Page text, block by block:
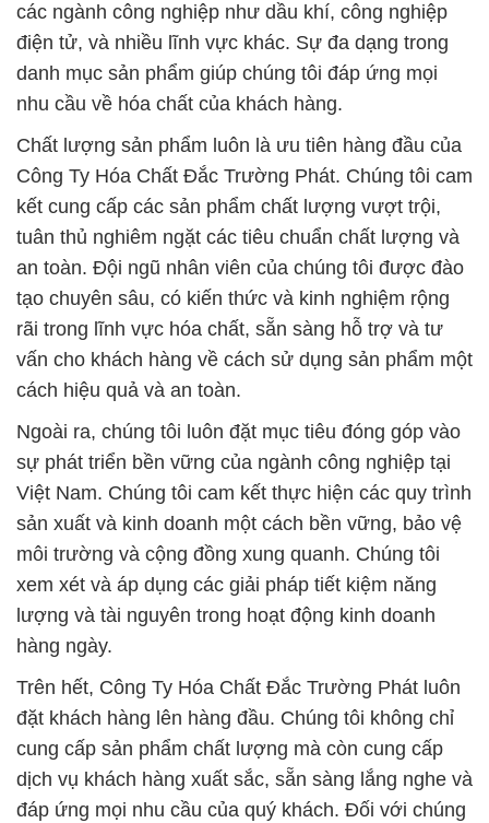
các ngành công nghiệp như dầu khí, công nghiệp
điện tử, và nhiều lĩnh vực khác. Sự đa dạng trong
danh mục sản phẩm giúp chúng tôi đáp ứng mọi
nhu cầu về hóa chất của khách hàng.
Chất lượng sản phẩm luôn là ưu tiên hàng đầu của
Công Ty Hóa Chất Đắc Trường Phát. Chúng tôi cam
kết cung cấp các sản phẩm chất lượng vượt trội,
tuân thủ nghiêm ngặt các tiêu chuẩn chất lượng và
an toàn. Đội ngũ nhân viên của chúng tôi được đào
tạo chuyên sâu, có kiến thức và kinh nghiệm rộng
rãi trong lĩnh vực hóa chất, sẵn sàng hỗ trợ và tư
vấn cho khách hàng về cách sử dụng sản phẩm một
cách hiệu quả và an toàn.
Ngoài ra, chúng tôi luôn đặt mục tiêu đóng góp vào
sự phát triển bền vững của ngành công nghiệp tại
Việt Nam. Chúng tôi cam kết thực hiện các quy trình
sản xuất và kinh doanh một cách bền vững, bảo vệ
môi trường và cộng đồng xung quanh. Chúng tôi
xem xét và áp dụng các giải pháp tiết kiệm năng
lượng và tài nguyên trong hoạt động kinh doanh
hàng ngày.
Trên hết, Công Ty Hóa Chất Đắc Trường Phát luôn
đặt khách hàng lên hàng đầu. Chúng tôi không chỉ
cung cấp sản phẩm chất lượng mà còn cung cấp
dịch vụ khách hàng xuất sắc, sẵn sàng lắng nghe và
đáp ứng mọi nhu cầu của quý khách. Đối với chúng